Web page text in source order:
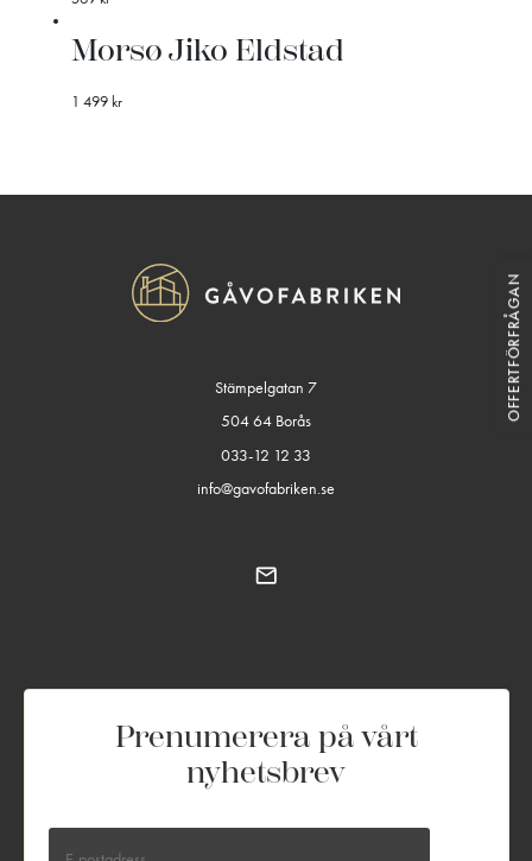
Morsø Jiko Eldstad
1 499kr
Stämpelgatan 7
504 64 Borås
033-12 12 33
info@gavofabriken.se
Prenumerera på vårt
nyhetsbrev
OFFERTFÖRFRÅGAN